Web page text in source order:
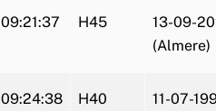
09:21:37 H45
13-09-
(Almere)
09:24:38 H40
11-07-